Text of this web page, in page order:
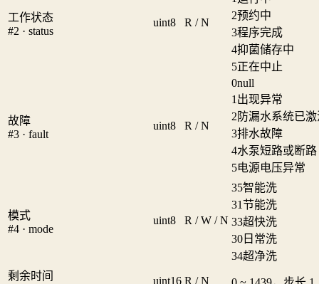
工作状态
#2 · status
uint8 R / N
2预约中
3程序完成
4抑菌储存中
5正在中止
故障
#3 · fault
uint8 R / N
0null
1 出现异常
2 防漏水系统已
3排水故障
4水泵短路或断路
5电源电压异常
模式
#4 · mode
uint8 R / W / N
35智能洗
31节能洗
33超快洗
30 日常洗
34超净洗
剩余时间
uint16 R / N